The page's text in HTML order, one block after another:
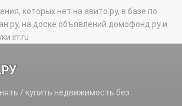
которых нет на авито.ру, в базе по
на доске объявлений домофонд.ру и
irr.ru
/ купить недвижимость без